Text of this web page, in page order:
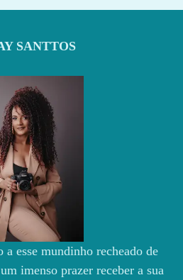
SANTTOS
esse mundinho recheado de
imenso prazer receber a sua